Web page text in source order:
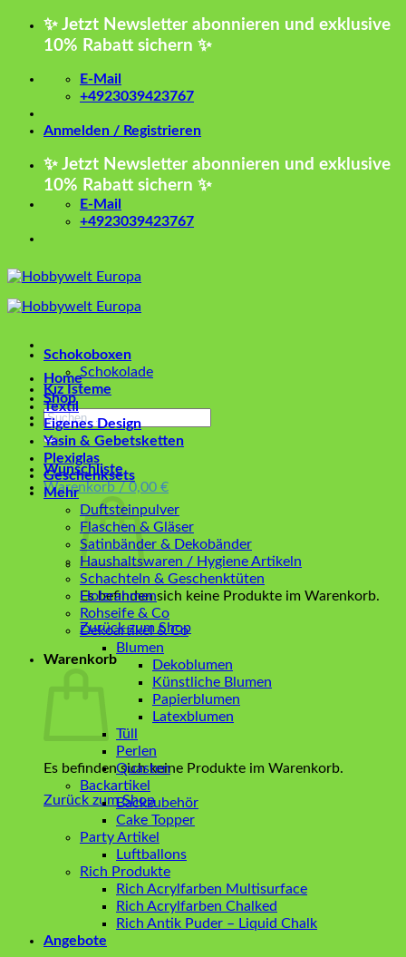
Zum
✨ Jetzt Newsletter abonnieren und exklusive
10% Rabatt sichern ✨
E-Mail
+4923039423767
Anmelden / Registrieren
✨ Jetzt Newsletter abonnieren und exklusive
10% Rabatt sichern ✨
E-Mail
+4923039423767
Home
Shop
Suchen
nach:
Wunschliste
Warenkorb / 0,00 €
Es befinden sich keine Produkte im Warenkorb.
Zurück zum Shop
Warenkorb
Es befinden sich keine Produkte im Warenkorb.
Zurück zum Shop
Schokoboxen
Schokolade
Kız İsteme
Textil
Eigenes Design
Yasin & Gebetsketten
Plexiglas
Geschenksets
Mehr
Duftsteinpulver
Flaschen & Gläser
Satinbänder & Dekobänder
Haushaltswaren / Hygiene Artikeln
Schachteln & Geschenktüten
Holzrahmen
Rohseife & Co
Dekoartikel & Co
Blumen
Dekoblumen
Künstliche Blumen
Papierblumen
Latexblumen
Tüll
Perlen
Quasten
Backartikel
Backzubehör
Cake Topper
Party Artikel
Luftballons
Rich Produkte
Rich Acrylfarben Multisurface
Rich Acrylfarben Chalked
Rich Antik Puder – Liquid Chalk
Angebote